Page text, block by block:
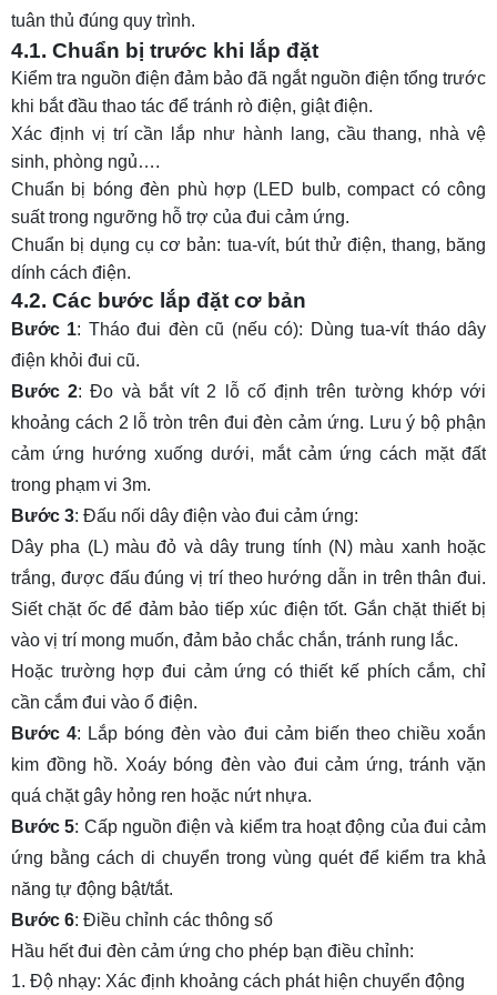
tuân thủ đúng quy trình.
4.1. Chuẩn bị trước khi lắp đặt
Kiểm tra nguồn điện đảm bảo đã ngắt nguồn điện tổng trước
khi bắt đầu thao tác để tránh rò điện, giật điện.
Xác định vị trí cần lắp như hành lang, cầu thang, nhà vệ
sinh, phòng ngủ….
Chuẩn bị bóng đèn phù hợp (LED bulb, compact có công
suất trong ngưỡng hỗ trợ của đui cảm ứng.
Chuẩn bị dụng cụ cơ bản: tua-vít, bút thử điện, thang, băng
dính cách điện.
4.2. Các bước lắp đặt cơ bản
Bước 1: Tháo đui đèn cũ (nếu có): Dùng tua-vít tháo dây
điện khỏi đui cũ.
Bước 2: Đo và bắt vít 2 lỗ cố định trên tường khớp với
khoảng cách 2 lỗ tròn trên đui đèn cảm ứng. Lưu ý bộ phận
cảm ứng hướng xuống dưới, mắt cảm ứng cách mặt đất
trong phạm vi 3m.
Bước 3: Đấu nối dây điện vào đui cảm ứng:
Dây pha (L) màu đỏ và dây trung tính (N) màu xanh hoặc
trắng, được đấu đúng vị trí theo hướng dẫn in trên thân đui.
Siết chặt ốc để đảm bảo tiếp xúc điện tốt. Gắn chặt thiết bị
vào vị trí mong muốn, đảm bảo chắc chắn, tránh rung lắc.
Hoặc trường hợp đui cảm ứng có thiết kế phích cắm, chỉ
cần cắm đui vào ổ điện.
Bước 4: Lắp bóng đèn vào đui cảm biến theo chiều xoắn
kim đồng hồ. Xoáy bóng đèn vào đui cảm ứng, tránh vặn
quá chặt gây hỏng ren hoặc nứt nhựa.
Bước 5: Cấp nguồn điện và kiểm tra hoạt động của đui cảm
ứng bằng cách di chuyển trong vùng quét để kiểm tra khả
năng tự động bật/tắt.
Bước 6: Điều chỉnh các thông số
Hầu hết đui đèn cảm ứng cho phép bạn điều chỉnh:
Độ nhạy: Xác định khoảng cách phát hiện chuyển động